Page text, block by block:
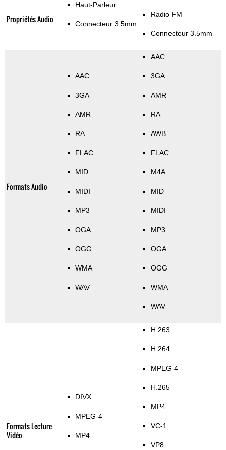
Propriétés Audio
Haut-Parleur
Connecteur 3.5mm
Radio FM
Connecteur 3.5mm
Formats Audio
AAC
3GA
AMR
RA
FLAC
MID
MIDI
MP3
OGA
OGG
WMA
WAV
AAC
3GA
AMR
RA
AWB
FLAC
M4A
MID
MIDI
MP3
OGA
OGG
WMA
WAV
Formats Lecture
Vidéo
DIVX
MPEG-4
MP4
H.263
H.264
MPEG-4
H.265
MP4
VC-1
VP8